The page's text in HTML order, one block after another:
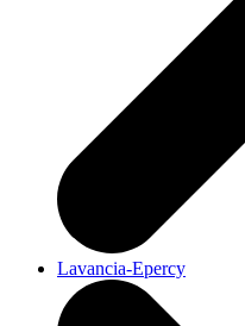
Lavancia-Epercy